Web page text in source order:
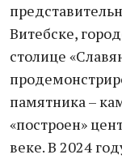
Витебске,
столице
памятника –
«построен»
веке. В 2024